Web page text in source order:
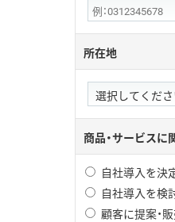
所在地
商品・サービス
自社導入を決
自社導入を検
顧客に提案・